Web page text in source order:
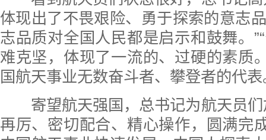
体现出了不畏艰险、勇于探索的意志
志品质对全国人民都是启示和鼓舞。
难克坚，体现了一流的、过硬的素质
国航天事业无数奋斗者、攀登者的代表
寄望航天强国，总书记为航天员们
再厉、密切配合、精心操作，圆满完